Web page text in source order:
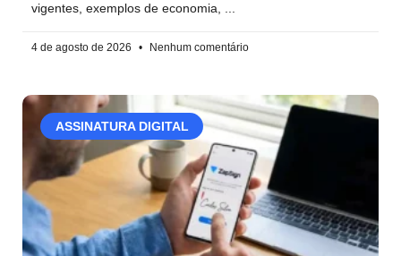
vigentes, exemplos de economia,
4 de agosto de 2026 Nenhum comentário
ASSINATURA DIGITAL